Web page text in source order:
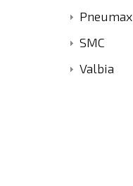
Pneumax
SMC
Valbia